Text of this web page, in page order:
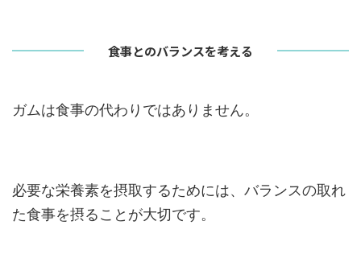
食事とのバランスを考える
ガムは食事の代わりではありません。
必要な栄養素を摂取するためには、バランスの取れ
た食事を摂ることが大切です。